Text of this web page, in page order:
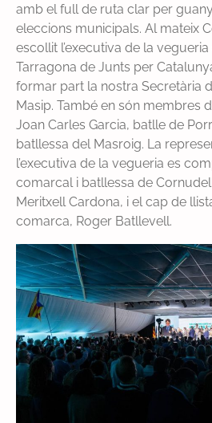
amb el full de ruta clar per
eleccions municipals. Al mateix
escollit l’executiva de la
Tarragona de Junts per
formar part la nostra Secretària
Masip. També en són membres
Joan Carles Garcia, batlle de
batllessa del Masroig. La
l’executiva de la vegueria es
comarcal i batllessa de
Meritxell Cardona, i el cap de
comarca, Roger Batllevell.